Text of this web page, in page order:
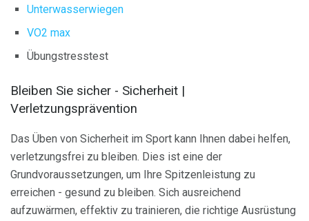
Unterwasserwiegen
VO2 max
Übungstresstest
Bleiben Sie sicher - Sicherheit |
Verletzungsprävention
Das Üben von Sicherheit im Sport kann Ihnen dabei helfen,
verletzungsfrei zu bleiben. Dies ist eine der
Grundvoraussetzungen, um Ihre Spitzenleistung zu
erreichen - gesund zu bleiben. Sich ausreichend
aufzuwärmen, effektiv zu trainieren, die richtige Ausrüstung